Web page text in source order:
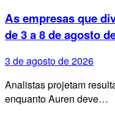
As empresas que
de 3 a 8 de agosto
3 de agosto de 2026
Analistas projetam
enquanto Auren deve…